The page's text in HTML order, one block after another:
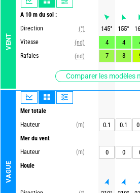
VENT
A 10 m du sol :
Direction
(°)
Vitesse
(nd)
Rafales
(nd)
Comparer les modèles
VAGUE
Mer totale
Hauteur
(m)
Mer du vent
Hauteur
(m)
Houle
145° 155°
4
4
7
8
0.1 0.1
0 0